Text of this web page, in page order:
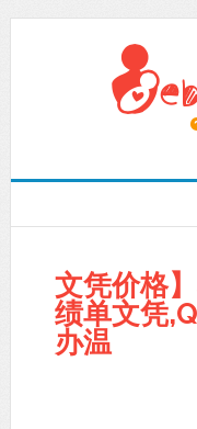
文凭价格
绩单文凭
办温